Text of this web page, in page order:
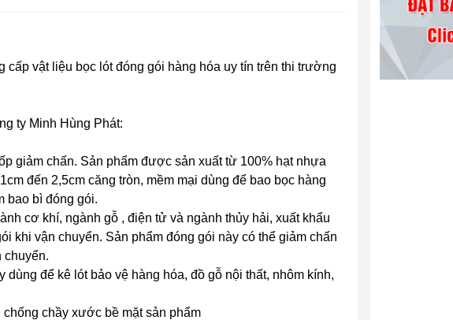
cấp vật liệu bọc lót đóng gói hàng hóa uy tín trên thi trường
ty Minh Hùng Phát:
giảm chấn. Sản phẩm được sản xuất từ 100% hạt nhựa
đến 2,5cm căng tròn, mềm mại dùng để bao bọc hàng
bao bì đóng gói.
cơ khí, ngành gỗ , điện tử và ngành thủy hải, xuất khẩu
khi vận chuyển. Sản phẩm đóng gói này có thể giảm chấn
chuyển.
để kê lót bảo vệ hàng hóa, đồ gỗ nội thất, nhôm kính,
chầy xước bề mặt sản phẩm